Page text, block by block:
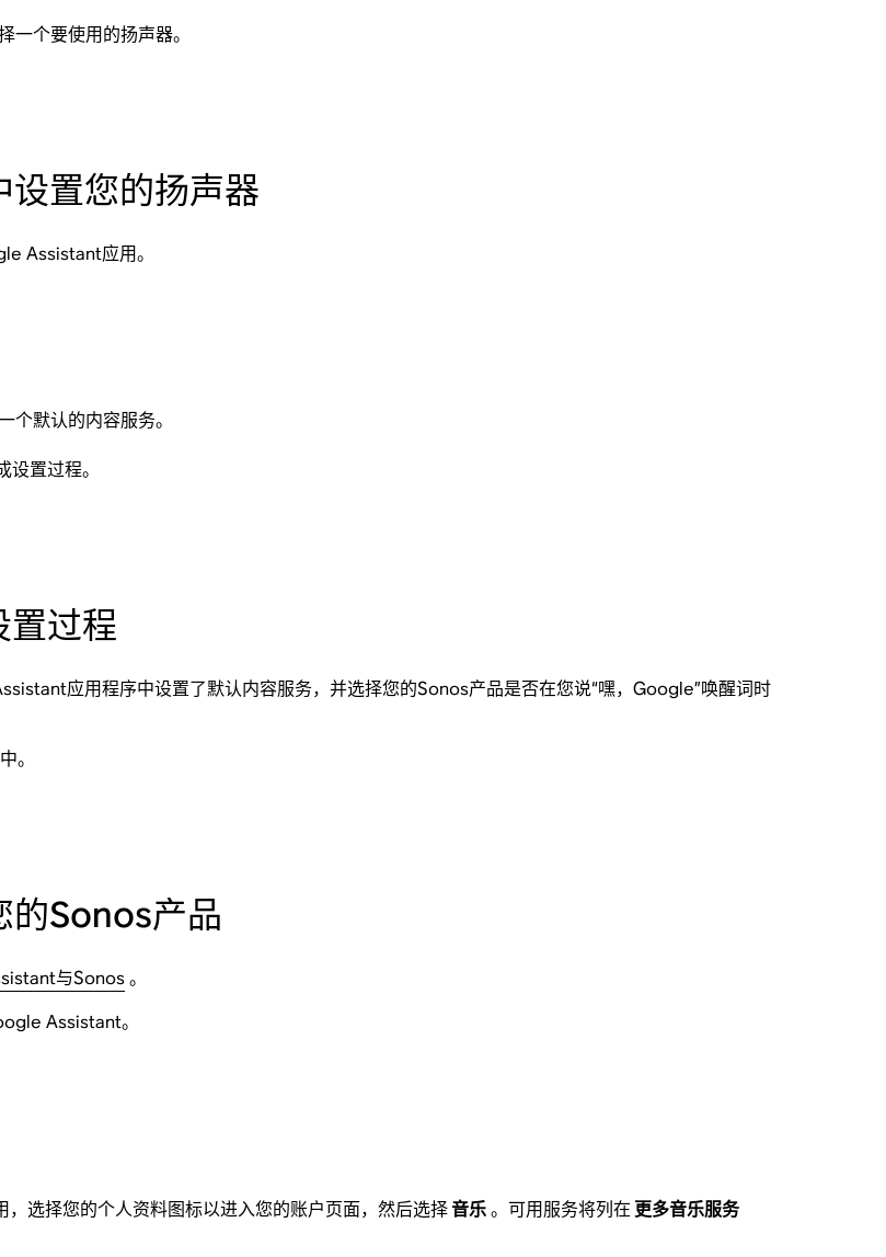
个要使用的扬声器。
置您的扬声器
Assistant应用。
默认的内容服务。
置过程。
置过程
应用程序中设置了默认内容服务，并选择您的Sonos产品是否在您说“嘿，Google”唤醒词时
。
Sonos产品
与Sonos。
Assistant。
选择您的个人资料图标以进入您的账户页面，然后选择音乐。可用服务将列在 更多音乐服务